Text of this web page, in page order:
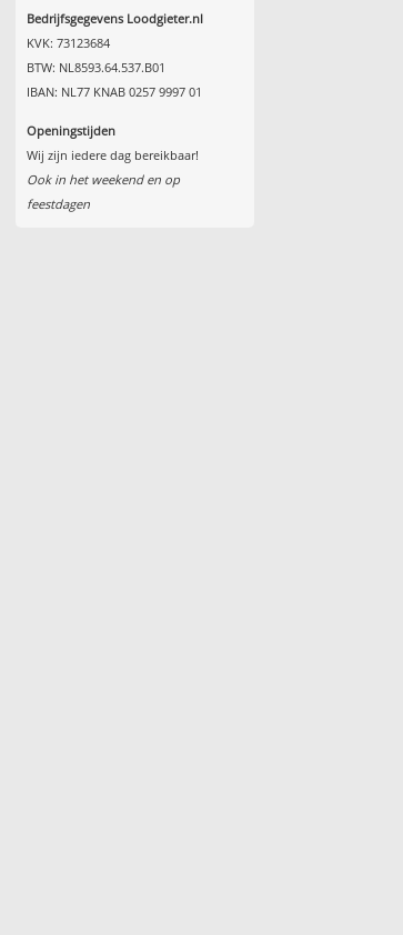
Bedrijfsgegevens Loodgieter.nl
KVK: 73123684
BTW: NL8593.64.537.B01
IBAN: NL77 KNAB 0257 9997 01
Openingstijden
Wij zijn iedere dag bereikbaar!
Ook in het weekend en op
feestdagen